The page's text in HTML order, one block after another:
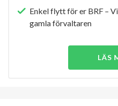
Enkel flytt för er BRF –
gamla förvaltaren
LÄS